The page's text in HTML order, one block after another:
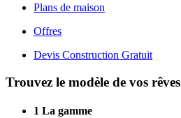
Plans de maison
Offres
Devis Construction Gratuit
Trouvez le modèle de vos rêves
1 La gamme